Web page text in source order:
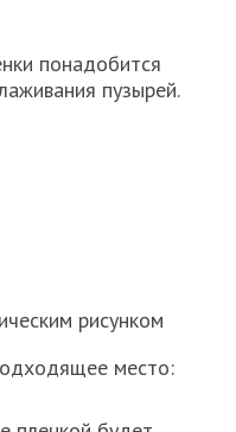
понадобится
пузырей.
рисунком
место: